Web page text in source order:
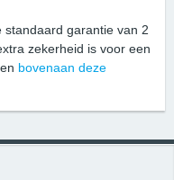
garantie van 2
zekerheid is voor een
bovenaan deze